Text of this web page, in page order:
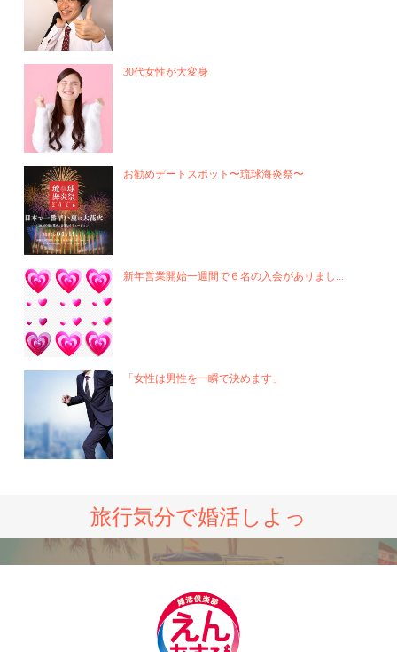
30代女性が大変身
お勧めデートスポット〜琉球海炎祭〜
新年営業開始一週間で６名の入会がありまし...
「女性は男性を一瞬で決めます」
旅行気分で婚活しよっ